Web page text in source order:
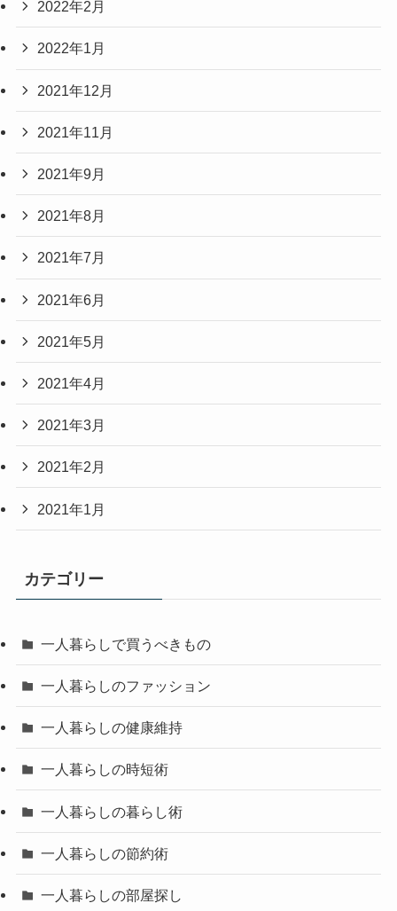
2022年2月
2022年1月
2021年12月
2021年11月
2021年9月
2021年8月
2021年7月
2021年6月
2021年5月
2021年4月
2021年3月
2021年2月
2021年1月
カテゴリー
一人暮らしで買うべきもの
一人暮らしのファッション
一人暮らしの健康維持
一人暮らしの時短術
一人暮らしの暮らし術
一人暮らしの節約術
一人暮らしの部屋探し